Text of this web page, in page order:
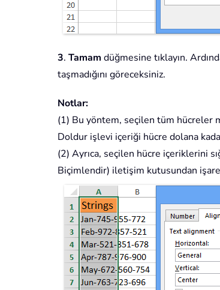
3. Tamam düğmesine tıklayın.
taşmadığını göreceksiniz.
Notlar:
(1) Bu yöntem, seçilen tüm hücreler
Doldur işlevi içeriği hücre dolana
(2) Ayrıca, seçilen hücre içeriklerini
Biçimlendir) iletişim kutusundan